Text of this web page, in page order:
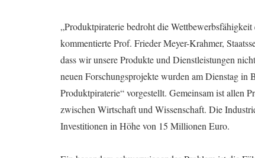
„Produktpiraterie bedroht die
kommentierte Prof. Frieder Meyer-Krahmer,
dass wir unsere Produkte und Dienstleistungen
neuen Forschungsprojekte wurden am Dienstag
Produktpiraterie“ vorgestellt. Gemeinsam ist allen
zwischen Wirtschaft und Wissenschaft. Die
Investitionen in Höhe von 15 Millionen Euro.